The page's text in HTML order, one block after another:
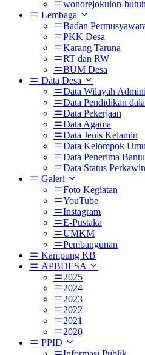
wonorejokulon-
Lembaga
Badan
PKK Desa
Karang Taruna
RT dan RW
BUM Desa
Data Desa
Data Wilayah
Data Pendidikan
Data Pekerjaan
Data Agama
Data Jenis Kelamin
Data Kelompok
Data Penerima
Data Status
Galeri
Foto Kegiatan
YouTube
Instagram
E-Pustaka
UMKM
Pembangunan
Kampung KB
APBDESA
2025
2024
2023
2022
2021
2020
PPID